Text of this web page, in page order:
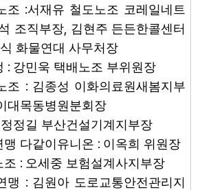
조 :서재유 철도노조 코레일네트
조직부장 김현주 든든한콜센터
화물연대 사무처장
: 강민욱 택배노조 부위원장
조 : 김종성 이화의료원새봄지부
대목동병원분회장
정정길 부산건설기계지부장
맹 다같이유니온 : 이옥희 위원장
조 : 오세중 보험설계사지부장
맹 : 김원아 도로교통안전관리지